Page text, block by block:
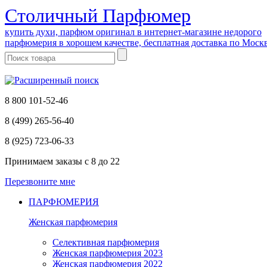
Cтоличный Парфюмер
купить духи, парфюм оригинал в интернет-магазине недорого
парфюмерия в хорошем качестве, бесплатная доставка по
8 800 101-52-46
8 (499) 265-56-40
8 (925) 723-06-33
Принимаем заказы с 8 до 22
Перезвоните мне
ПАРФЮМЕРИЯ
Женская парфюмерия
Селективная парфюмерия
Женская парфюмерия 2023
Женская парфюмерия 2022